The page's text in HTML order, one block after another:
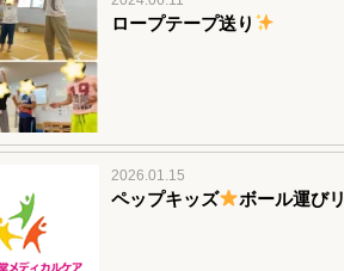
ロープテープ送り
2026.01.15
ペップキッズ ボール運び